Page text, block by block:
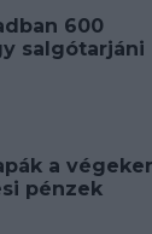
600
salgótarjáni
a
pénzek